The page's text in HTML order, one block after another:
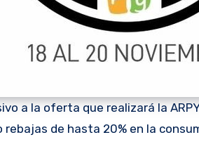
a la oferta que realizará la
rebajas de hasta 20% en la